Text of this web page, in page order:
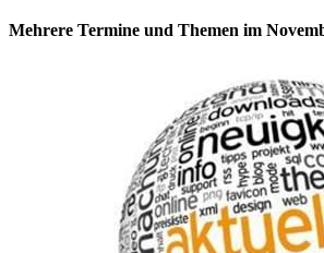
Mehrere Termine und Themen im